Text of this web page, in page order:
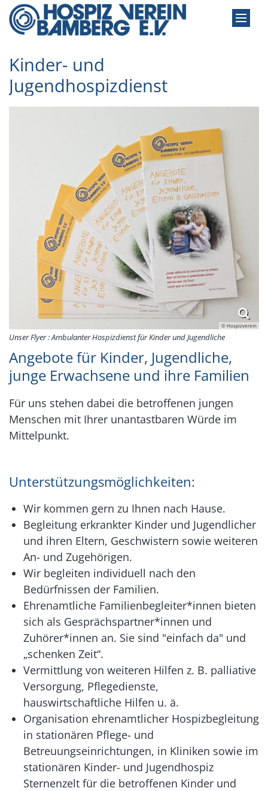
Zum Inhalt springen
Kinder- und
Jugendhospizdienst
© Hospizverein
Unser Flyer : Ambulanter Hospizdienst für Kinder und Jugendliche
Angebote für Kinder, Jugendliche,
junge Erwachsene und ihre Familien
Für uns stehen dabei die betroffenen jungen
Menschen mit Ihrer unantastbaren Würde im
Mittelpunkt.
Unterstützungsmöglichkeiten:
Wir kommen gern zu Ihnen nach Hause.
Begleitung erkrankter Kinder und Jugendlicher
und ihren Eltern, Geschwistern sowie weiteren
An- und Zugehörigen.
Wir begleiten individuell nach den
Bedürfnissen der Familien.
Ehrenamtliche Familienbegleiter*innen bieten
sich als Gesprächspartner*innen und
Zuhörer*innen an. Sie sind "einfach da" und
„schenken Zeit“.
Vermittlung von weiteren Hilfen z. B. palliative
Versorgung, Pflegedienste,
hauswirtschaftliche Hilfen u. ä.
Organisation ehrenamtlicher Hospizbegleitung
in stationären Pflege- und
Betreuungseinrichtungen, in Kliniken sowie im
stationären Kinder- und Jugendhospiz
Sternenzelt für die betroffenen Kinder und